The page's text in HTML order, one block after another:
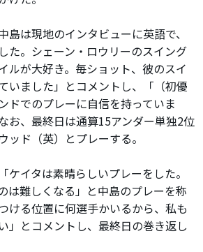
は現地のインタビューに英語で、
た。シェーン・ロウリーのスイング
ルが大好き。毎ショット、彼のスイ
いました」とコメントし、「（初優
ドでのプレーに自信を持っていま
お、最終日は通算15アンダー単独2位
ッド（英）とプレーする。
イタは素晴らしいプレーをした。
は難しくなる」と中島のプレーを称
ける位置に何選手かいるから、私も
」とコメントし、最終日の巻き返し